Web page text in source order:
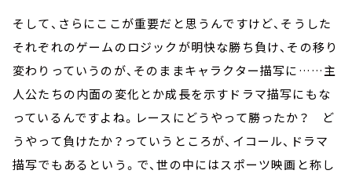
そして、さらにここが重要だと思うんですけど、そうした
それぞれのゲームのロジックが明快な勝ち負け、その移り
変わりっていうのが、そのままキャラクター描写に……主
人公たちの内面の変化とか成長を示すドラマ描写にもな
っているんですよね。レースにどうやって勝ったか？ ど
うやって負けたか？っていうところが、イコール、ドラマ
描写でもあるという。で、世の中にはスポーツ映画と称し